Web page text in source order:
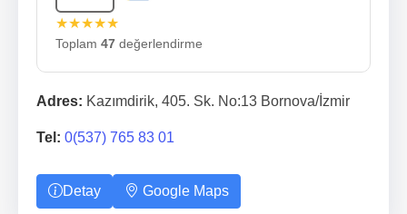
★★★★★
Toplam 47 değerlendirme
Adres: Kazımdirik, 405. Sk. No:13 Bornova/İzmir
Tel: 0(537) 765 83 01
Detay Google Maps